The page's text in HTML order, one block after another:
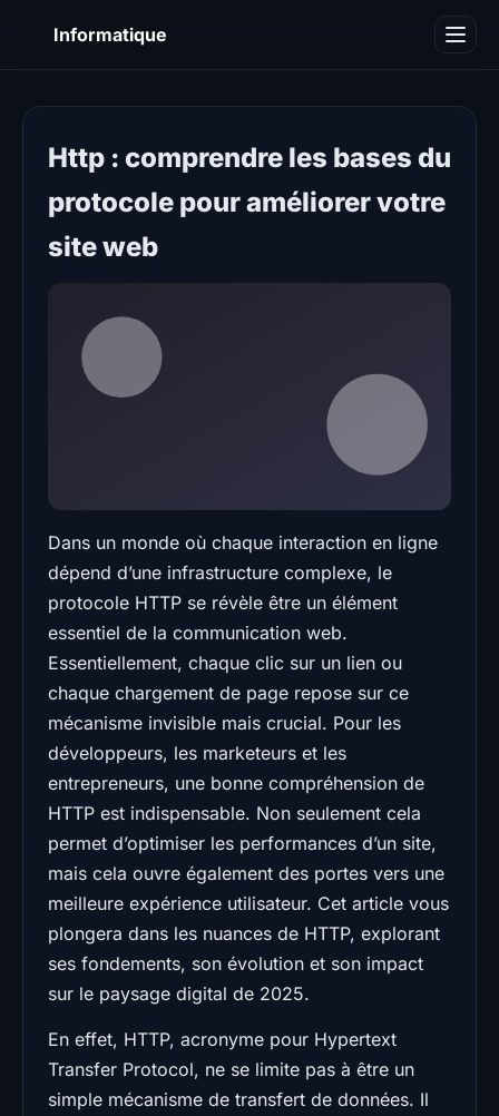
Informatique
Http : comprendre les bases du
protocole pour améliorer votre
site web
Dans un monde où chaque interaction en ligne
dépend d’une infrastructure complexe, le
protocole HTTP se révèle être un élément
essentiel de la communication web.
Essentiellement, chaque clic sur un lien ou
chaque chargement de page repose sur ce
mécanisme invisible mais crucial. Pour les
développeurs, les marketeurs et les
entrepreneurs, une bonne compréhension de
HTTP est indispensable. Non seulement cela
permet d’optimiser les performances d’un site,
mais cela ouvre également des portes vers une
meilleure expérience utilisateur. Cet article vous
plongera dans les nuances de HTTP, explorant
ses fondements, son évolution et son impact
sur le paysage digital de 2025.
En effet, HTTP, acronyme pour Hypertext
Transfer Protocol, ne se limite pas à être un
simple mécanisme de transfert de données. Il